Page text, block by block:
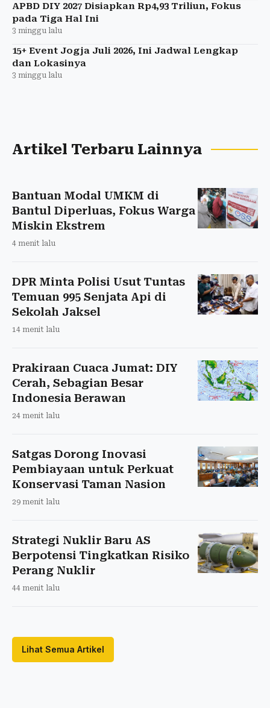
APBD DIY 2027 Disiapkan Rp4,93 Triliun, Fokus
pada Tiga Hal Ini
3 minggu lalu
15+ Event Jogja Juli 2026, Ini Jadwal Lengkap
dan Lokasinya
3 minggu lalu
Artikel Terbaru Lainnya
Bantuan Modal UMKM di
Bantul Diperluas, Fokus Warga
Miskin Ekstrem
4 menit lalu
DPR Minta Polisi Usut Tuntas
Temuan 995 Senjata Api di
Sekolah Jaksel
14 menit lalu
Prakiraan Cuaca Jumat: DIY
Cerah, Sebagian Besar
Indonesia Berawan
24 menit lalu
Satgas Dorong Inovasi
Pembiayaan untuk Perkuat
Konservasi Taman Nasion
29 menit lalu
Strategi Nuklir Baru AS
Berpotensi Tingkatkan Risiko
Perang Nuklir
44 menit lalu
Lihat Semua Artikel